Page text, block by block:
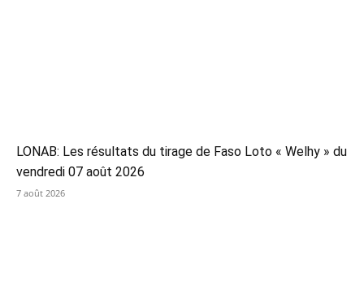
LONAB: Les résultats du tirage de Faso Loto « Welhy » du
vendredi 07 août 2026
7 août 2026